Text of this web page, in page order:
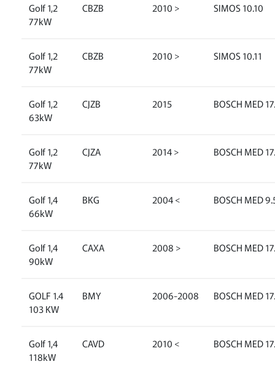
Golf 1,2
77kW
CBZB 2010 > SIMOS 10.10
Golf 1,2
77kW
CBZB 2010 > SIMOS 10.11
Golf 1,2
63kW
CJZB 2015 BOSCH MED
Golf 1,2
77kW
CJZA 2014 > BOSCH MED
Golf 1,4
66kW
BKG 2004 < BOSCH MED
Golf 1,4
90kW
CAXA 2008 > BOSCH MED
GOLF 1.4
103 KW
BMY 2006-2008 BOSCH MED
Golf 1,4
118kW
CAVD 2010 < BOSCH MED